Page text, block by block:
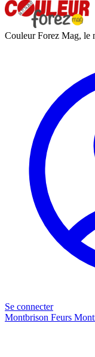
Couleur Forez Mag, le
Se connecter
Montbrison Feurs